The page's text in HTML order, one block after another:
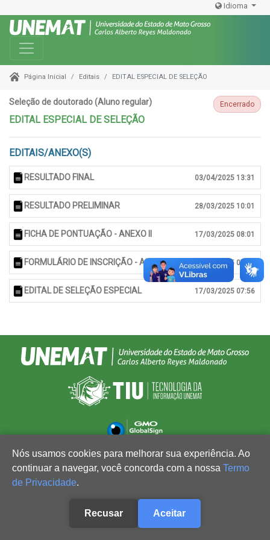
Idioma
Toggle navigation
Página Inicial Editais EDITAL ESPECIAL DE SELEÇÃO
Seleção de doutorado (Aluno regular) Encerrado
EDITAL ESPECIAL DE SELEÇÃO
EDITAIS/ANEXO(S)
RESULTADO FINAL 03/04/2025 13:31
RESULTADO PRELIMINAR 28/03/2025 10:01
FICHA DE PONTUAÇÃO - ANEXO II 17/03/2025 08:01
FORMULÁRIO DE INSCRIÇÃO - ANEXO I 17/03/2025 07:59
EDITAL DE SELEÇÃO ESPECIAL 17/03/2025 07:56
Nós usamos cookies para melhorar sua experiência. Ao
continuar a navegar, você concorda com a nossa Termo
de Privacidade.
Recusar Aceitar